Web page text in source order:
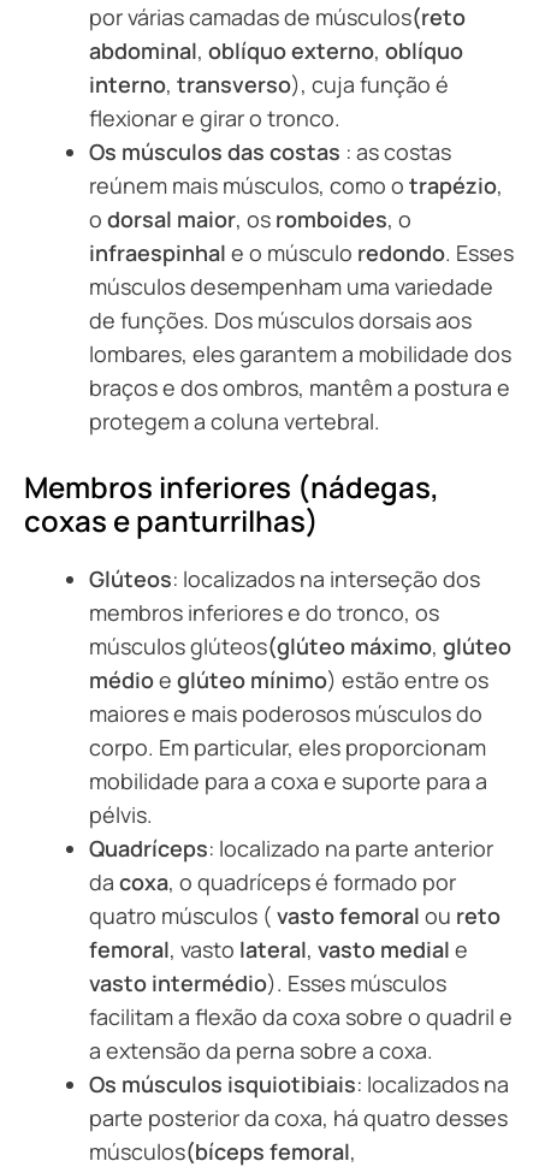
por várias camadas de músculos(reto
abdominal, oblíquo externo, oblíquo
interno, transverso), cuja função é
flexionar e girar o tronco.
Os músculos das costas : as costas
reúnem mais músculos, como o trapézio,
o dorsal maior, os romboides, o
infraespinhal e o músculo redondo. Esses
músculos desempenham uma variedade
de funções. Dos músculos dorsais aos
lombares, eles garantem a mobilidade dos
braços e dos ombros, mantêm a postura e
protegem a coluna vertebral.
Membros inferiores (nádegas,
coxas e panturrilhas)
Glúteos: localizados na interseção dos
membros inferiores e do tronco, os
músculos glúteos(glúteo máximo, glúteo
médioe glúteo mínimo) estão entre os
maiores e mais poderosos músculos do
corpo. Em particular, eles proporcionam
mobilidade para a coxa e suporte para a
pélvis.
Quadríceps: localizado na parte anterior
da coxa, o quadríceps é formado por
quatro músculos ( vasto femoral ou reto
femoral, vasto lateral, vasto medial e
vasto intermédio). Esses músculos
facilitam a flexão da coxa sobre o quadril e
a extensão da perna sobre a coxa.
Os músculos isquiotibiais: localizados na
parte posterior da coxa, há quatro desses
músculos(bíceps femoral,